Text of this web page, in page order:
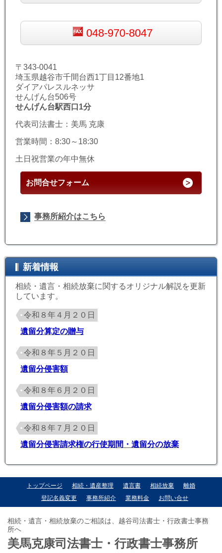
048-970-8047
〒343-0041
埼玉県越谷市千間台西1丁目12番地1
ダイアパレスルネッサ
せんげん台506号
せんげん台駅西口1分
代表司法書士：美馬 克康
営業時間：8:30～18:30
土日祝営業の年中無休
お問合せフォーム
事務所紹介はこちら
新着情報
相続・遺言・相続放棄に関するオリジナル解説を更新
しています。
令和８年４月２０日
遺留分算定の贈与
令和８年５月２０日
遺留分侵害額
令和８年６月２０日
遺留分侵害額の請求
令和８年７月２０日
遺留分侵害請求権の行使期間・遺留分の放棄
トップページ 相続・遺産整理 遺言書 相続放棄
離婚
登記名義変更
事務所紹介 業務料金 お問い合せ
相続・遺言・相続放棄のご相談は、越谷司法書士・行政書士事務
所へ
美馬克康司法書士・行政書士事務所